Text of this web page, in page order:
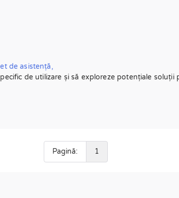
de asistență,
de utilizare și să exploreze potențiale soluții
Pagină: 1